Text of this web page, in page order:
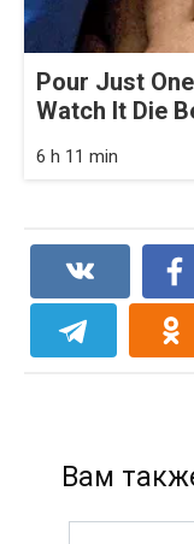
Pour Just
Watch It Die
6 h 11 min
Вам